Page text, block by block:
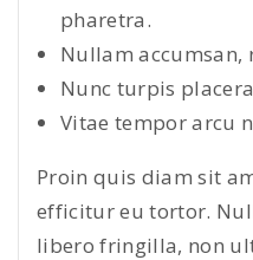
pharetra.
Nullam accumsan,
Nunc turpis
Vitae tempor arcu
Proin quis diam sit
efficitur eu tortor.
libero fringilla, non